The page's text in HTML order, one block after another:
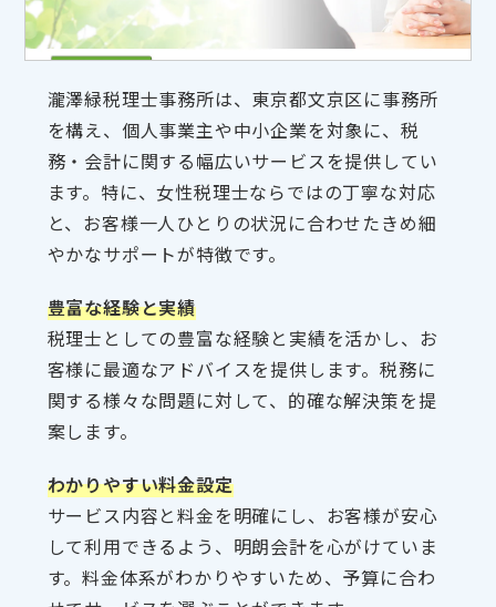
瀧澤緑税理士事務所は、東京都文京区に事務所
を構え、個人事業主や中小企業を対象に、税
務・会計に関する幅広いサービスを提供してい
ます。特に、女性税理士ならではの丁寧な対応
と、お客様一人ひとりの状況に合わせたきめ細
やかなサポートが特徴です。
豊富な経験と実績
税理士としての豊富な経験と実績を活かし、お
客様に最適なアドバイスを提供します。税務に
関する様々な問題に対して、的確な解決策を提
案します。
わかりやすい料金設定
サービス内容と料金を明確にし、お客様が安心
して利用できるよう、明朗会計を心がけていま
す。料金体系がわかりやすいため、予算に合わ